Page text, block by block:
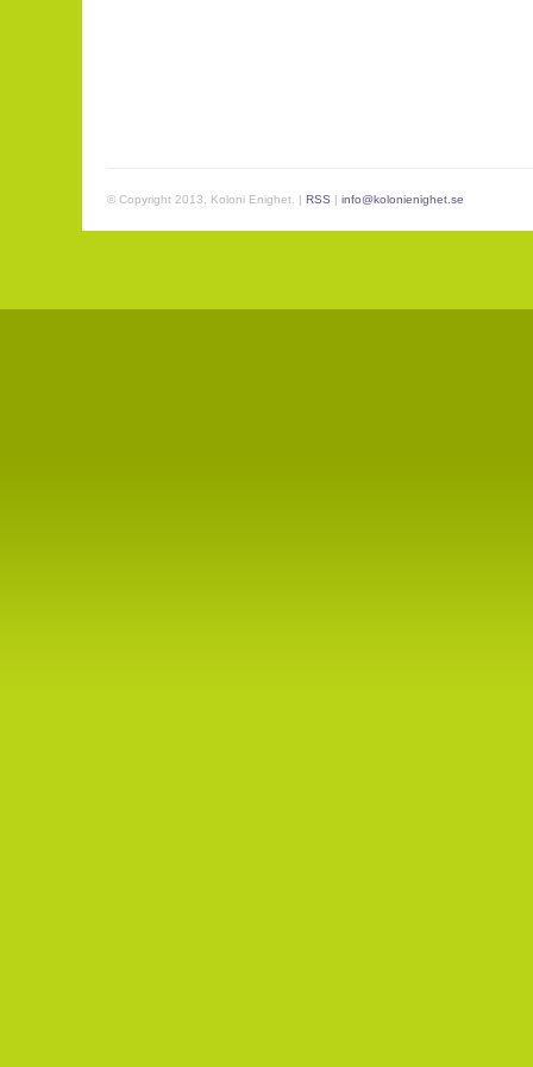
© Copyright 2013, Koloni Enighet. | RSS | info@kolonienighet.se